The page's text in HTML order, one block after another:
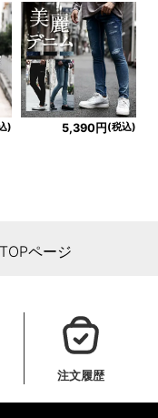
) 5,390円 (税込)
ページ
注文履歴